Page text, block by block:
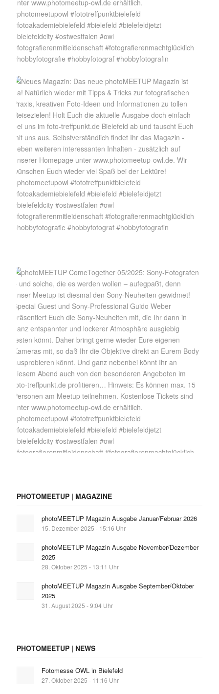
PHOTOMEETUP | MAGAZINE
photoMEETUP Magazin Ausgabe Januar/Februar 2026
15. Dezember 2025 - 15:16 Uhr
photoMEETUP Magazin Ausgabe November/Dezember
2025
28. Oktober 2025 - 13:11 Uhr
photoMEETUP Magazin Ausgabe September/Oktober
2025
31. August 2025 - 9:04 Uhr
PHOTOMEETUP | NEWS
Fotomesse OWL in Bielefeld
27. Oktober 2025 - 11:16 Uhr